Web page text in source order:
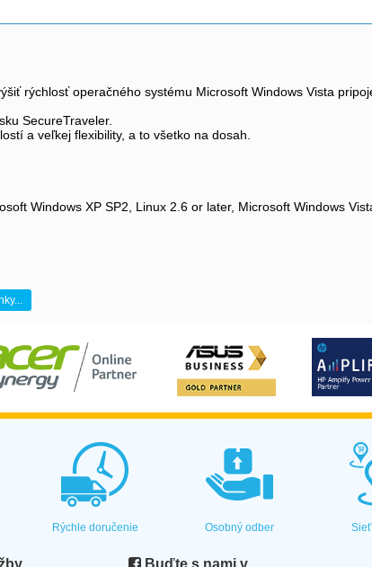
rýchlosť operačného systému Microsoft Windows Vista
SecureTraveler.
a veľkej flexibility, a to všetko na dosah.
Windows XP SP2, Linux 2.6 or later, Microsoft Windows
Rýchle doručenie Osobný odber
Buďte s nami v